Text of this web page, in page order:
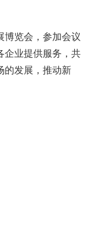
博览会，参加会议
企业提供服务，共
的发展，推动新